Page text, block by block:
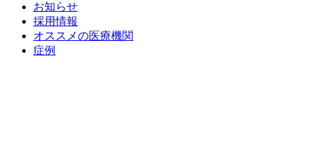
お知らせ
採用情報
オススメの医療機関
症例